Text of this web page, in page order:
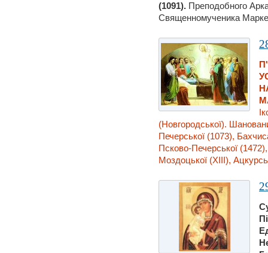
(1091). Преподобного
Священномученика
(Новгородської).
Печерської (1073),
Псково-Печерської
Моздоцької (XIII),